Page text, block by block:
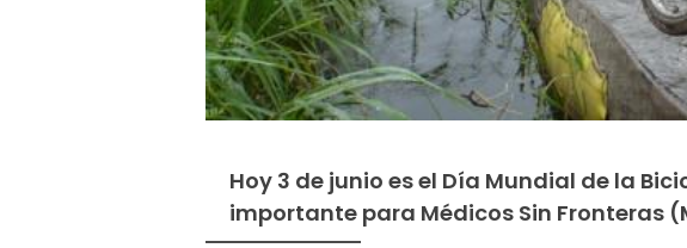
Hoy 3 de junio es el Día Mundial de la
importante para Médicos Sin Fronteras